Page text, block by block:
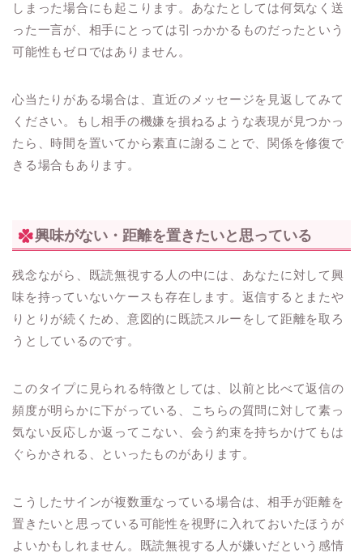
しまった場合にも起こります。あなたとしては何気なく送
った一言が、相手にとっては引っかかるものだったという
可能性もゼロではありません。
心当たりがある場合は、直近のメッセージを見返してみて
ください。もし相手の機嫌を損ねるような表現が見つかっ
たら、時間を置いてから素直に謝ることで、関係を修復で
きる場合もあります。
興味がない・距離を置きたいと思っている
残念ながら、既読無視する人の中には、あなたに対して興
味を持っていないケースも存在します。返信するとまたや
りとりが続くため、意図的に既読スルーをして距離を取ろ
うとしているのです。
このタイプに見られる特徴としては、以前と比べて返信の
頻度が明らかに下がっている、こちらの質問に対して素っ
気ない反応しか返ってこない、会う約束を持ちかけてもは
ぐらかされる、といったものがあります。
こうしたサインが複数重なっている場合は、相手が距離を
置きたいと思っている可能性を視野に入れておいたほうが
よいかもしれません。既読無視する人が嫌いだという感情